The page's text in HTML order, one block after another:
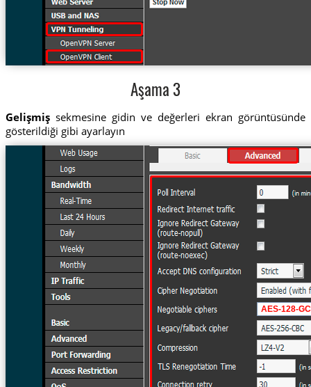
Aşama 3
Gelişmişsekmesine gidin ve değerleri ekran görüntüsünde
gösterildiği gibi ayarlayın